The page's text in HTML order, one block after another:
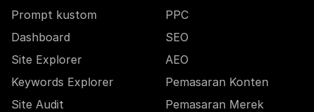
Prompt kustom
Dashboard
Site Explorer
Keywords Explorer
Site Audit
PPC
SEO
AEO
Pemasaran Konten
Pemasaran Merek